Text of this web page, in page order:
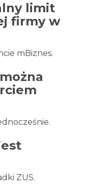
limit
firmy w
mBiznes.
ZUS.